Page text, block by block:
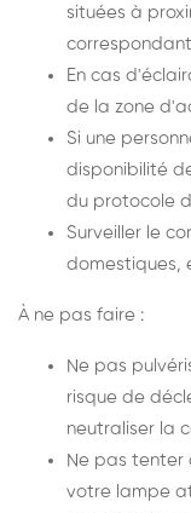
situées à
En cas
de la zone
Si une
disponibilité
du protocole
Surveiller le
domestiques,
À ne pas faire :
Ne pas
risque de
neutraliser la
Ne pas tenter
votre lampe